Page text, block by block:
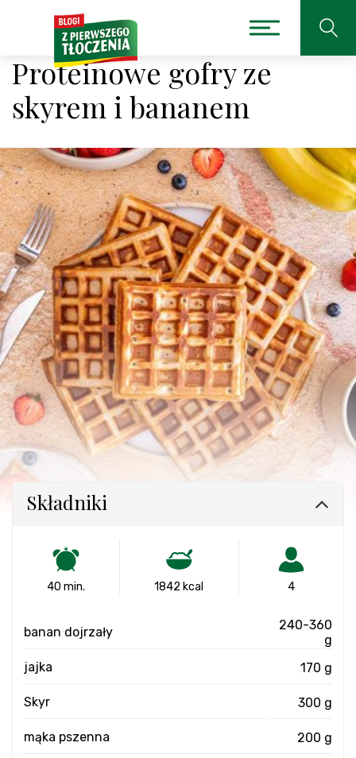
Proteinowe gofry ze
skyrem i bananem
Składniki
40 min. 1842 kcal 4
banan dojrzały
240-360
g
jajka
170 g
Skyr 300 g
mąka pszenna 200 g